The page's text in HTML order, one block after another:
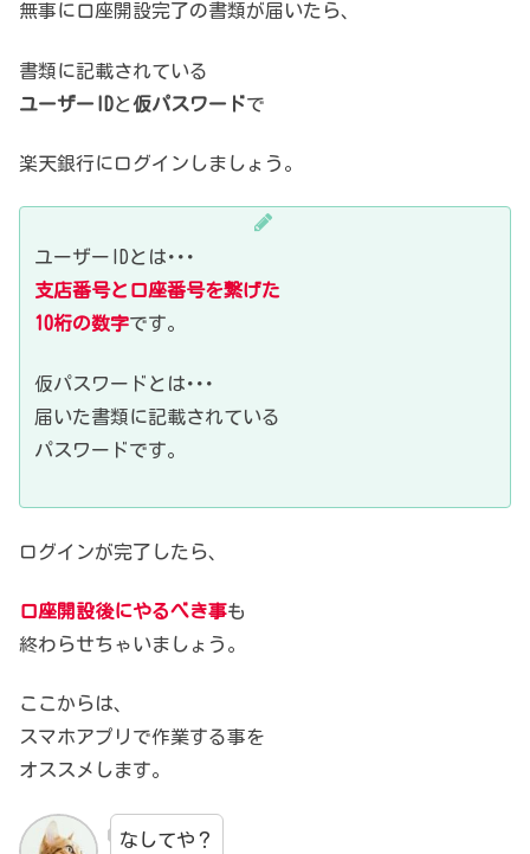
無事に口座開設完了の書類が届いたら、
書類に記載されている
ユーザーIDと仮パスワードで
楽天銀行にログインしましょう。
ユーザーIDとは･･･
支店番号と口座番号を繋げた
10桁の数字です。
仮パスワードとは･･･
届いた書類に記載されている
パスワードです。
ログインが完了したら、
口座開設後にやるべき事も
終わらせちゃいましょう。
ここからは、
スマホアプリで作業する事を
オススメします。
なしてや？